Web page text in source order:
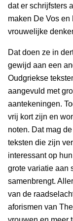
dat er schrijfsters
maken De Vos
vrouwelijke
Dat doen ze in
gewijd aan een
Oudgriekse
aangevuld met
aantekeningen.
vrij kort zijn en
noten. Dat mag
teksten die zijn
interessant op
grote variatie aan
samenbrengt.
van de
aforismen van